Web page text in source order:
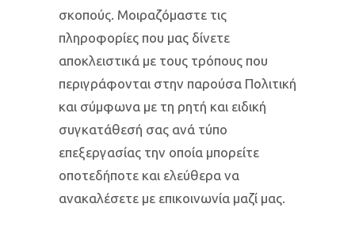
σκοπούς. Μοιραζόμαστε τις
πληροφορίες που μας δίνετε
αποκλειστικά με τους τρόπους που
περιγράφονται στην παρούσα Πολιτική
και σύμφωνα με τη ρητή και ειδική
συγκατάθεσή σας ανά τύπο
επεξεργασίας την οποία μπορείτε
οποτεδήποτε και ελεύθερα να
ανακαλέσετε με επικοινωνία μαζί μας.